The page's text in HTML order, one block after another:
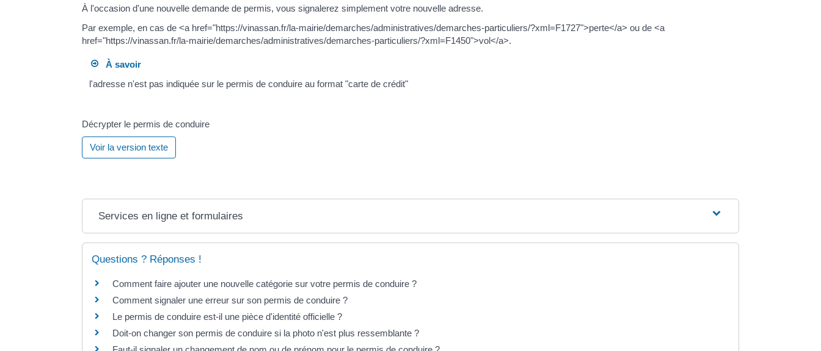
À l'occasion d'une nouvelle demande de permis, vous signalerez simplement votre nouvelle adresse.
Par exemple, en cas de <a href="https://vinassan.fr/la-mairie/demarches/administratives/demarches-particuliers/?xml=F1727">perte</a> ou de <a
href="https://vinassan.fr/la-mairie/demarches/administratives/demarches-particuliers/?xml=F1450">vol</a>.
À savoir
l'adresse n'est pas indiquée sur le permis de conduire au format "carte de crédit"
Décrypter le permis de conduire
Voir la version texte
Services en ligne et formulaires
Questions ? Réponses !
Comment faire ajouter une nouvelle catégorie sur votre permis de conduire ?
Comment signaler une erreur sur son permis de conduire ?
Le permis de conduire est-il une pièce d'identité officielle ?
Doit-on changer son permis de conduire si la photo n'est plus ressemblante ?